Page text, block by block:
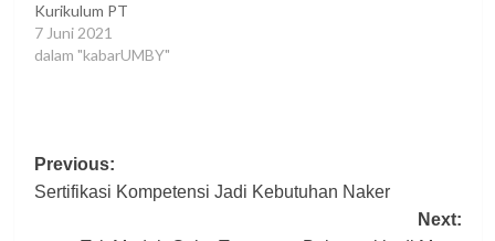
Kurikulum PT
7 Juni 2021
dalam "kabarUMBY"
Post
navigation
Previous:
Sertifikasi Kompetensi Jadi Kebutuhan Naker
Next: